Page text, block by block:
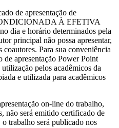
de apresentação de
À EFETIVA
dia e horário determinados pela
principal não possa apresentar,
Para sua conveniência
apresentação Power Point
utilização pelos acadêmicos da
e utilizada para acadêmicos
on-line do trabalho,
não será emitido certificado de
trabalho será publicado nos